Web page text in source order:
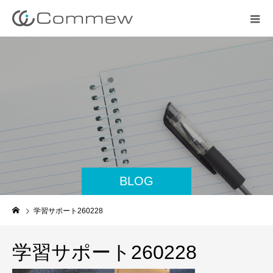
BLOG
学習サポート260228
学習サポート260228